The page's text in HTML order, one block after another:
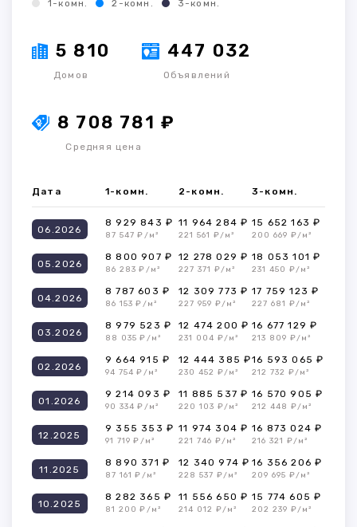
1-комн. 2-комн. 3-комн.
5 810
Домов
447 032
Объявлений
8 708 781 ₽
Средняя цена
Дата 1-комн. 2-комн. 3-комн.
06.2026
8 929 843 ₽
87 547 ₽/м²
11 964 284 ₽
221 561 ₽/м²
15 652 163 ₽
200 669 ₽/м²
05.2026
8 800 907 ₽
86 283 ₽/м²
12 278 029 ₽
227 371 ₽/м²
18 053 101 ₽
231 450 ₽/м²
04.2026
8 787 603 ₽
86 153 ₽/м²
12 309 773 ₽
227 959 ₽/м²
17 759 123 ₽
227 681 ₽/м²
03.2026
8 979 523 ₽
88 035 ₽/м²
12 474 200 ₽
231 004 ₽/м²
16 677 129 ₽
213 809 ₽/м²
02.2026
9 664 915 ₽
94 754 ₽/м²
12 444 385 ₽
230 452 ₽/м²
16 593 065 ₽
212 732 ₽/м²
01.2026
9 214 093 ₽
90 334 ₽/м²
11 885 537 ₽
220 103 ₽/м²
16 570 905 ₽
212 448 ₽/м²
12.2025
9 355 353 ₽
91 719 ₽/м²
11 974 304 ₽
221 746 ₽/м²
16 873 024 ₽
216 321 ₽/м²
11.2025
8 890 371 ₽
87 161 ₽/м²
12 340 974 ₽
228 537 ₽/м²
16 356 206 ₽
209 695 ₽/м²
10.2025
8 282 365 ₽
81 200 ₽/м²
11 556 650 ₽
214 012 ₽/м²
15 774 605 ₽
202 239 ₽/м²